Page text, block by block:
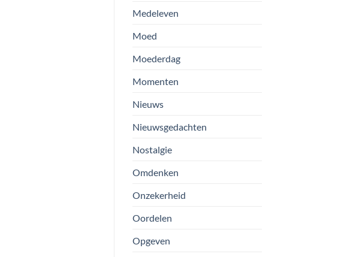
Medeleven
Moed
Moederdag
Momenten
Nieuws
Nieuwsgedachten
Nostalgie
Omdenken
Onzekerheid
Oordelen
Opgeven